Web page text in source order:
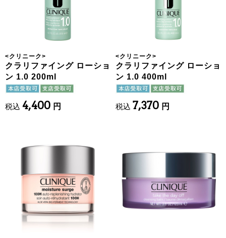
<クリニーク>
クラリファイング ローショ
ン 1.0 200ml
税込 4,400 円
<クリニーク>
クラリファイング ローショ
ン 1.0 400ml
税込 7,370 円